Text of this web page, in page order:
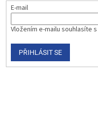
E-mail
Vložením e-mailu souhlasíte s
PŘIHLÁSIT SE